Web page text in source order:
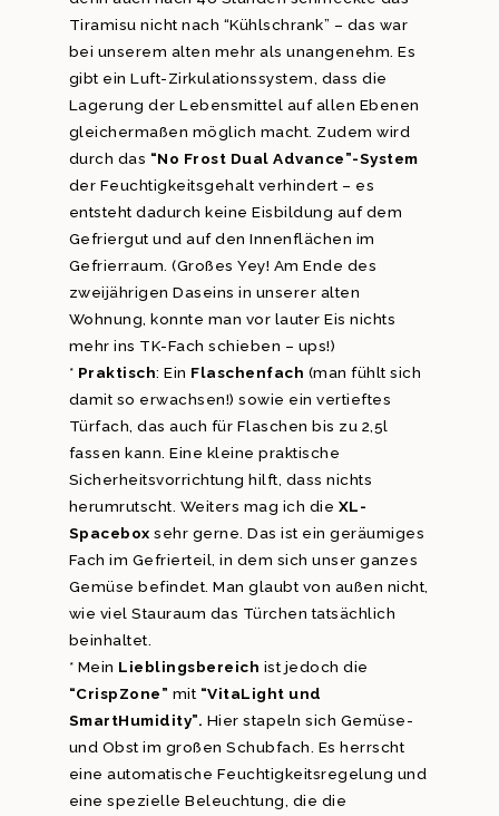
Tiramisu nicht nach “Kühlschrank” – das war
bei unserem alten mehr als unangenehm. Es
gibt ein Luft-Zirkulationssystem, dass die
Lagerung der Lebensmittel auf allen Ebenen
gleichermaßen möglich macht. Zudem wird
durch das “No Frost Dual Advance”-System
der Feuchtigkeitsgehalt verhindert – es
entsteht dadurch keine Eisbildung auf dem
Gefriergut und auf den Innenflächen im
Gefrierraum. (Großes Yey! Am Ende des
zweijährigen Daseins in unserer alten
Wohnung, konnte man vor lauter Eis nichts
mehr ins TK-Fach schieben – ups!)
* Praktisch: Ein Flaschenfach (man fühlt sich
damit so erwachsen!) sowie ein vertieftes
Türfach, das auch für Flaschen bis zu 2,5l
fassen kann. Eine kleine praktische
Sicherheitsvorrichtung hilft, dass nichts
herumrutscht. Weiters mag ich die XL-
Spacebox sehr gerne. Das ist ein geräumiges
Fach im Gefrierteil, in dem sich unser ganzes
Gemüse befindet. Man glaubt von außen nicht,
wie viel Stauraum das Türchen tatsächlich
beinhaltet.
* Mein Lieblingsbereich ist jedoch die
“CrispZone” mit “VitaLight und
SmartHumidity”. Hier stapeln sich Gemüse-
und Obst im großen Schubfach. Es herrscht
eine automatische Feuchtigkeitsregelung und
eine spezielle Beleuchtung, die die